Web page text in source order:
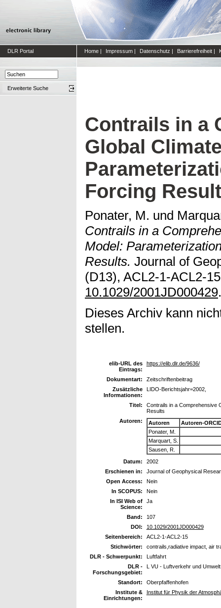
DLR Portal Home | Impressum | Datenschutz | Barrierefreiheit |
Erweiterte Suche
Contrails in a
Global
Forcing
Ponater, M. und
Contrails in a
Model:
Results. Journal of
(D13), ACL2-1-ACL2-
10.1029/2001JD000429.
Dieses Archiv kann
stellen.
elib-URL des
Eintrags:
https://elib.dlr.de/9636/
Dokumentart:
Zeitschriftenbeitrag
Zusätzliche
Informationen:
LIDO-Berichtsjahr=2002,
Titel:
Contrails in a Comprehensive
Results
Autoren:
Autoren
Autoren-
Ponater, M.
Marquart, S.
Sausen, R.
Datum:
2002
Erschienen in:
Journal of Geophysical
Open Access:
Nein
In SCOPUS:
Nein
In ISI Web of
Science:
Ja
Band:
107
DOI:
10.1029/2001JD000429
Seitenbereich:
ACL2-1-ACL2-15
Stichwörter:
contrails,radiative impact, air
DLR - Schwerpunkt:
Luftfahrt
DLR -
Forschungsgebiet:
L VU - Luftverkehr und Umwelt
Standort:
Oberpfaffenhofen
Institute &
Einrichtungen:
Institut für Physik der